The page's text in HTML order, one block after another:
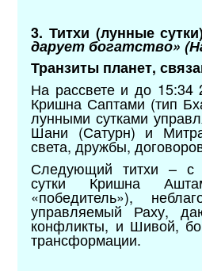
3. Титхи (лунные
дарует богатство»
Транзиты планет,
На рассвете и до 15:34
Кришна Саптами (тип
лунными сутками
Шани (Сатурн) и
света, дружбы,
Следующий титхи – с
сутки Кришна
«победитель»),
управляемый Раху,
конфликты, и Шивой,
трансформации.